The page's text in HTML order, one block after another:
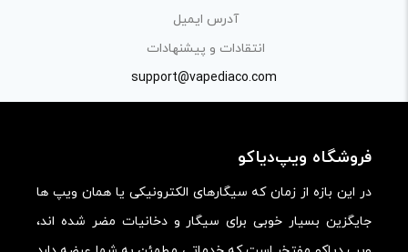
آدرس ایمیل
انتقادات و پیشنهادات
support@vapediaco.com
فروشگاه ویپ‌دیاکو
در این بازه از زمان که سیگارهای الکترونیکی یا همان ویپ ها
جایگزین بسیار خوبی برای سیگار و دخانیات مضر شده اند،